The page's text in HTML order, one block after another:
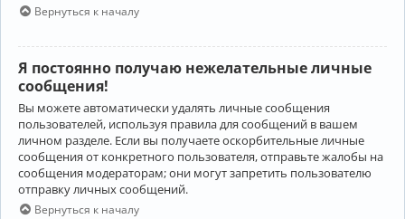
Вернуться к началу
Я постоянно получаю нежелательные личные
сообщения!
Вы можете автоматически удалять личные сообщения
пользователей, используя правила для сообщений в вашем
личном разделе. Если вы получаете оскорбительные личные
сообщения от конкретного пользователя, отправьте жалобы на
сообщения модераторам; они могут запретить пользователю
отправку личных сообщений.
Вернуться к началу